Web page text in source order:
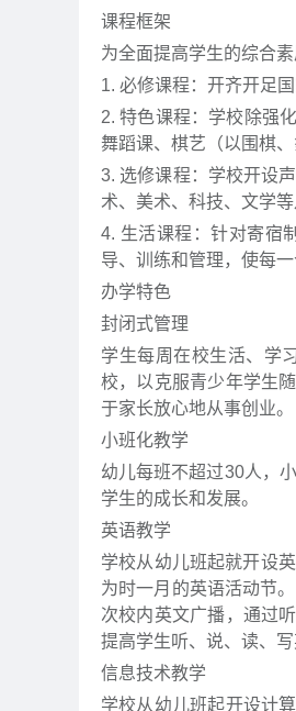
课程框架
为全面提高学生的综合
1. 必修课程：开齐开足
2. 特色课程：学校除强
舞蹈课、棋艺（以围棋
3. 选修课程：学校开设
术、美术、科技、文学
4. 生活课程：针对寄宿
导、训练和管理，使每
办学特色
封闭式管理
学生每周在校生活、学
校，以克服青少年学生
于家长放心地从事创业。
小班化教学
幼儿每班不超过30人，
学生的成长和发展。
英语教学
学校从幼儿班起就开设
为时一月的英语活动节
次校内英文广播，通过
提高学生听、说、读、
信息技术教学
学校从幼儿班起开设计